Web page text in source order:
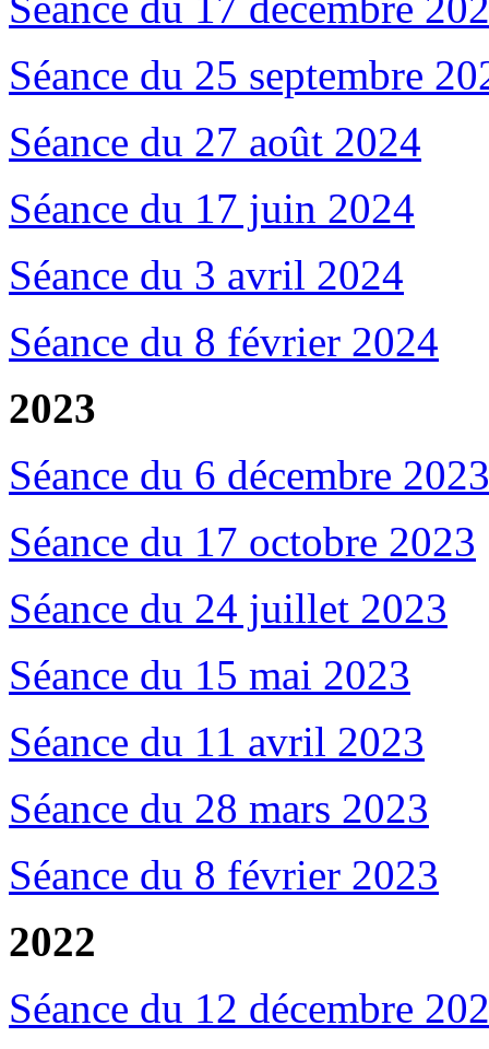
Séance du 25 septembre
Séance du 27 août 2024
Séance du 17 juin 2024
Séance du 3 avril 2024
Séance du 8 février 2024
2023
Séance du 6 décembre 2023
Séance du 17 octobre 2023
Séance du 24 juillet 2023
Séance du 15 mai 2023
Séance du 11 avril 2023
Séance du 28 mars 2023
Séance du 8 février 2023
2022
Séance du 12 décembre